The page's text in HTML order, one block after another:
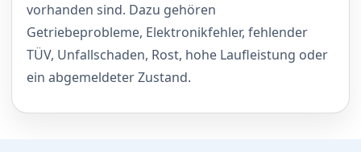
vorhanden sind. Dazu gehören
Getriebeprobleme, Elektronikfehler, fehlender
TÜV, Unfallschaden, Rost, hohe Laufleistung oder
ein abgemeldeter Zustand.